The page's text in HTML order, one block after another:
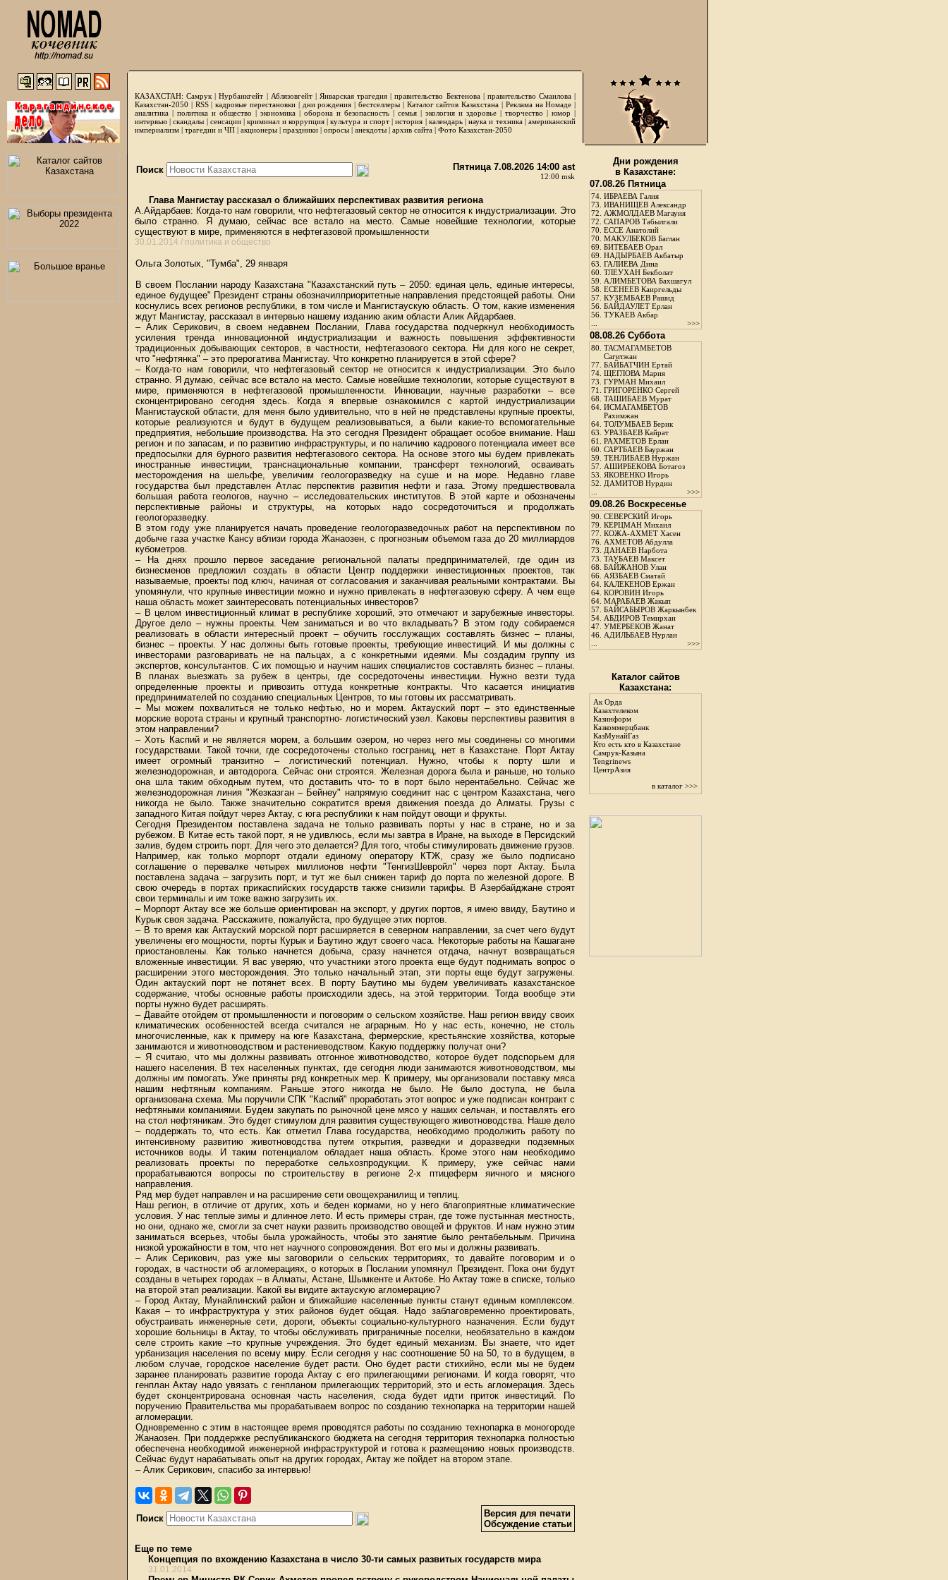
КАЗАХСТАН: Самрук |Нурбанкгейт | Аблязовгейт| Январская трагедия |правительство Бектенова| правительство Смаилова|
Казахстан-2050 | RSS|кадровые перестановки| дни рождения | бестселлеры| Каталог сайтов Казахстана | Реклама на Номаде |
аналитика | политика и общество | экономика | оборона и безопасность | семья | экология и здоровье | творчество | юмор |
интервью |скандалы | сенсации|криминал и коррупция|культура и спорт|история | календарь|наука и техника|американский
империализм | трагедии и ЧП | акционеры | праздники | опросы | анекдоты | архив сайта | Фото Казахстан-2050
Поиск Пятница 7.08.2026 14:00 ast
12:00 msk
Глава Мангистау рассказал о ближайших перспективах развития региона
А.Айдарбаев: Когда-то нам говорили, что нефтегазовый сектор не относится к индустриализации. Это
было странно. Я думаю, сейчас все встало на место. Самые новейшие технологии, которые
существуют в мире, применяются в нефтегазовой промышленности
30.01.2014 / политика и общество
Ольга Золотых, "Тумба", 29 января
В своем Послании народу Казахстана "Казахстанский путь – 2050: единая цель, единые интересы,
единое будущее" Президент страны обозначилприоритетные направления предстоящей работы. Они
коснулись всех регионов республики, в том числе и Мангистаускую область. О том, какие изменения
ждут Мангистау, рассказал в интервью нашему изданию аким области Алик Айдарбаев.
– Алик Серикович, в своем недавнем Послании, Глава государства подчеркнул необходимость
усиления тренда инновационной индустриализации и важность повышения эффективности
традиционных добывающих секторов, в частности, нефтегазового сектора. Ни для кого не секрет,
что "нефтянка" – это прерогатива Мангистау. Что конкретно планируется в этой сфере?
– Когда-то нам говорили, что нефтегазовый сектор не относится к индустриализации. Это было
странно. Я думаю, сейчас все встало на место. Самые новейшие технологии, которые существуют в
мире, применяются в нефтегазовой промышленности. Инновации, научные разработки – все
сконцентрировано сегодня здесь. Когда я впервые ознакомился с картой индустриализации
Мангистауской области, для меня было удивительно, что в ней не представлены крупные проекты,
которые реализуются и будут в будущем реализовываться, а были какие-то вспомогательные
предприятия, небольшие производства. На это сегодня Президент обращает особое внимание. Наш
регион и по запасам, и по развитию инфраструктуры, и по наличию кадрового потенциала имеет все
предпосылки для бурного развития нефтегазового сектора. На основе этого мы будем привлекать
иностранные инвестиции, транснациональные компании, трансферт технологий, осваивать
месторождения на шельфе, увеличим геологоразведку на суше и на море. Недавно главе
государства был представлен Атлас перспектив развития нефти и газа. Этому предшествовала
большая работа геологов, научно – исследовательских институтов. В этой карте и обозначены
перспективные районы и структуры, на которых надо сосредоточиться и продолжать
геологоразведку.
В этом году уже планируется начать проведение геологоразведочных работ на перспективном по
добыче газа участке Кансу вблизи города Жанаозен, с прогнозным объемом газа до 20 миллиардов
кубометров.
– На днях прошло первое заседание региональной палаты предпринимателей, где один из
бизнесменов предложил создать в области Центр поддержки инвестиционных проектов, так
называемые, проекты под ключ, начиная от согласования и заканчивая реальными контрактами. Вы
упомянули, что крупные инвестиции можно и нужно привлекать в нефтегазовую сферу. А чем еще
наша область может заинтересовать потенциальных инвесторов?
– В целом инвестиционный климат в республике хороший, это отмечают и зарубежные инвесторы.
Другое дело – нужны проекты. Чем заниматься и во что вкладывать? В этом году собираемся
реализовать в области интересный проект – обучить госслужащих составлять бизнес – планы,
бизнес – проекты. У нас должны быть готовые проекты, требующие инвестиций. И мы должны с
инвесторами разговаривать не на пальцах, а с конкретными идеями. Мы создадим группу из
экспертов, консультантов. С их помощью и научим наших специалистов составлять бизнес – планы.
В планах выезжать за рубеж в центры, где сосредоточены инвестиции. Нужно везти туда
определенные проекты и привозить оттуда конкретные контракты. Что касается инициатив
предпринимателей по созданию специальных Центров, то мы готовы их рассматривать.
– Мы можем похвалиться не только нефтью, но и морем. Актауский порт – это единственные
морские ворота страны и крупный транспортно- логистический узел. Каковы перспективы развития в
этом направлении?
– Хоть Каспий и не является морем, а большим озером, но через него мы соединены со многими
государствами. Такой точки, где сосредоточены столько госграниц, нет в Казахстане. Порт Актау
имеет огромный транзитно – логистический потенциал. Нужно, чтобы к порту шли и
железнодорожная, и автодорога. Сейчас они строятся. Железная дорога была и раньше, но только
она шла таким обходным путем, что доставить что- то в порт было нерентабельно. Сейчас же
железнодорожная линия "Жезказган – Бейнеу" напрямую соединит нас с центром Казахстана, чего
никогда не было. Также значительно сократится время движения поезда до Алматы. Грузы с
западного Китая пойдут через Актау, с юга республики к нам пойдут овощи и фрукты.
Сегодня Президентом поставлена задача не только развивать порты у нас в стране, но и за
рубежом. В Китае есть такой порт, я не удивлюсь, если мы завтра в Иране, на выходе в Персидский
залив, будем строить порт. Для чего это делается? Для того, чтобы стимулировать движение грузов.
Например, как только морпорт отдали единому оператору КТЖ, сразу же было подписано
соглашение о перевалке четырех миллионов нефти "ТенгизШевройл" через порт Актау. Была
поставлена задача – загрузить порт, и тут же был снижен тариф до порта по железной дороге. В
свою очередь в портах прикаспийских государств также снизили тарифы. В Азербайджане строят
свои терминалы и им тоже важно загрузить их.
– Морпорт Актау все же больше ориентирован на экспорт, у других портов, я имею ввиду, Баутино и
Курык своя задача. Расскажите, пожалуйста, про будущее этих портов.
– В то время как Актауский морской порт расширяется в северном направлении, за счет чего будут
увеличены его мощности, порты Курык и Баутино ждут своего часа. Некоторые работы на Кашагане
приостановлены. Как только начнется добыча, сразу начнется отдача, начнут возвращаться
вложенные инвестиции. Я вас уверяю, что участники этого проекта еще будут поднимать вопрос о
расширении этого месторождения. Это только начальный этап, эти порты еще будут загружены.
Один актауский порт не потянет всех. В порту Баутино мы будем увеличивать казахстанское
содержание, чтобы основные работы происходили здесь, на этой территории. Тогда вообще эти
порты нужно будет расширять.
– Давайте отойдем от промышленности и поговорим о сельском хозяйстве. Наш регион ввиду своих
климатических особенностей всегда считался не аграрным. Но у нас есть, конечно, не столь
многочисленные, как к примеру на юге Казахстана, фермерские, крестьянские хозяйства, которые
занимаются и животноводством и растениеводством. Какую поддержку получат они?
– Я считаю, что мы должны развивать отгонное животноводство, которое будет подспорьем для
нашего населения. В тех населенных пунктах, где сегодня люди занимаются животноводством, мы
должны им помогать. Уже приняты ряд конкретных мер. К примеру, мы организовали поставку мяса
нашим нефтяным компаниям. Раньше этого никогда не было. Не было доступа, не была
организована схема. Мы поручили СПК "Каспий" проработать этот вопрос и уже подписан контракт с
нефтяными компаниями. Будем закупать по рыночной цене мясо у наших сельчан, и поставлять его
на стол нефтяникам. Это будет стимулом для развития существующего животноводства. Наше дело
– поддержать то, что есть. Как отметил Глава государства, необходимо продолжить работу по
интенсивному развитию животноводства путем открытия, разведки и доразведки подземных
источников воды. И таким потенциалом обладает наша область. Кроме этого нам необходимо
реализовать проекты по переработке сельхозпродукции. К примеру, уже сейчас нами
прорабатываются вопросы по строительству в регионе 2-х птицеферм яичного и мясного
направления.
Ряд мер будет направлен и на расширение сети овощехранилищ и теплиц.
Наш регион, в отличие от других, хоть и беден кормами, но у него благоприятные климатические
условия. У нас теплые зимы и длинное лето. И есть примеры стран, где тоже пустынная местность,
но они, однако же, смогли за счет науки развить производство овощей и фруктов. И нам нужно этим
заниматься всерьез, чтобы была урожайность, чтобы это занятие было рентабельным. Причина
низкой урожайности в том, что нет научного сопровождения. Вот его мы и должны развивать.
– Алик Серикович, раз уже мы заговорили о сельских территориях, то давайте поговорим и о
городах, в частности об агломерациях, о которых в Послании упомянул Президент. Пока они будут
созданы в четырех городах – в Алматы, Астане, Шымкенте и Актобе. Но Актау тоже в списке, только
на второй этап реализации. Какой вы видите актаускую агломерацию?
– Город Актау, Мунайлинский район и ближайшие населенные пункты станут единым комплексом.
Какая – то инфраструктура у этих районов будет общая. Надо заблаговременно проектировать,
обустраивать инженерные сети, дороги, объекты социально-культурного назначения. Если будут
хорошие больницы в Актау, то чтобы обслуживать приграничные поселки, необязательно в каждом
селе строить какие –то крупные учреждения. Это будет единый механизм. Вы знаете, что идет
урбанизация населения по всему миру. Если сегодня у нас соотношение 50 на 50, то в будущем, в
любом случае, городское население будет расти. Оно будет расти стихийно, если мы не будем
заранее планировать развитие города Актау с его прилегающими регионами. И когда говорят, что
генплан Актау надо увязать с генпланом прилегающих территорий, это и есть агломерация. Здесь
будет сконцентрирована основная часть населения, сюда будет идти приток инвестиций. По
поручению Правительства мы прорабатываем вопрос по созданию технопарка на территории нашей
агломерации.
Одновременно с этим в настоящее время проводятся работы по созданию технопарка в моногороде
Жанаозен. При поддержке республиканского бюджета на сегодня территория технопарка полностью
обеспечена необходимой инженерной инфраструктурой и готова к размещению новых производств.
Сейчас будут нарабатывать опыт на других городах, Актау же пойдет на втором этапе.
– Алик Серикович, спасибо за интервью!
Поиск
Версия для печати
Обсуждение статьи
Еще по теме
Концепция по вхождению Казахстана в число 30-ти самых развитых государств мира
31.01.2014
Дни рождения
в Казахстане:
07.08.26 Пятница
74. ИБРАЕВА Галия
73. ИВАНИЩЕВ Александр
72. АЖМОЛДАЕВ Магауия
72. САПАРОВ Табылгали
70. ЕССЕ Анатолий
70. МАКУЛБЕКОВ Баглан
69. БИТЕБАЕВ Орал
69. НАДЫРБАЕВ Акбатыр
63. ГАЛИЕВА Дина
60. ТЛЕУХАН Бекболат
59. АЛИМБЕТОВА Бахшагул
58. ЕСЕНЕЕВ Каиргельды
57. КУЗЕМБАЕВ Рашид
56. БАЙДАУЛЕТ Ерлан
56. ТУКАЕВ Акбар
>>>
08.08.26 Суббота
80. ТАСМАГАМБЕТОВ
Сагитжан
77. БАЙБАТЧИН Ертай
74. ЩЕГЛОВА Мария
73. ГУРМАН Михаил
71. ГРИГОРЕНКО Сергей
68. ТАШИБАЕВ Мурат
64. ИСМАГАМБЕТОВ
Рахимжан
64. ТОЛУМБАЕВ Берик
63. УРАЗБАЕВ Кайрат
61. РАХМЕТОВ Ерлан
60. САРТБАЕВ Бауржан
59. ТЕНЛИБАЕВ Нуржан
57. АШИРБЕКОВА Ботагоз
53. ЯКОВЕНКО Игорь
52. ДАМИТОВ Нурдин
>>>
09.08.26 Воскресенье
90. СЕВЕРСКИЙ Игорь
79. КЕРЦМАН Михаил
77. КОЖА-АХМЕТ Хасен
76. АХМЕТОВ Абдулла
73. ДАНАЕВ Нарбота
73. ТАУБАЕВ Максет
68. БАЙЖАНОВ Улан
66. АЯЗБАЕВ Сматай
64. КАЛЕКЕНОВ Ержан
64. КОРОВИН Игорь
64. МАРАБАЕВ Жакып
57. БАЙСАБЫРОВ Жаркынбек
54. АБДИРОВ Темирхан
47. УМЕРБЕКОВ Жанат
46. АДИЛЬБАЕВ Нурлан
>>>
Каталог сайтов
Казахстана:
Ак Орда
Казахтелеком
Казинформ
Казкоммерцбанк
КазМунайГаз
Кто есть кто в Казахстане
Самрук-Казына
Tengrinews
ЦентрАзия
в каталог >>>